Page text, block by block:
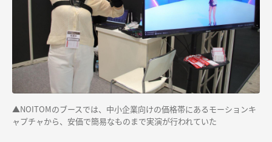
▲NOITOMのブースでは、中小企業向けの価格帯にあるモーションキ
ャプチャから、安価で簡易なものまで実演が行われていた